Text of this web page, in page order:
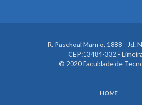
R. Paschoal Marmo, 1888 - Jd.
CEP:13484-332 -
© 2020 Faculdade de
HOME